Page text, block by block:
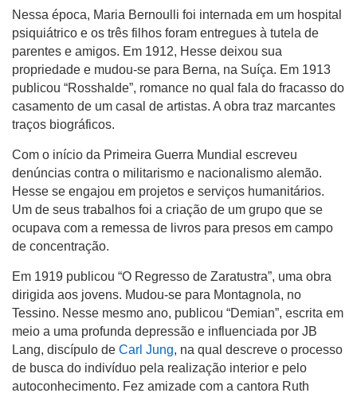
Nessa época, Maria Bernoulli foi internada em um hospital
psiquiátrico e os três filhos foram entregues à tutela de
parentes e amigos. Em 1912, Hesse deixou sua
propriedade e mudou-se para Berna, na Suíça. Em 1913
publicou “Rosshalde”, romance no qual fala do fracasso do
casamento de um casal de artistas. A obra traz marcantes
traços biográficos.
Com o início da Primeira Guerra Mundial escreveu
denúncias contra o militarismo e nacionalismo alemão.
Hesse se engajou em projetos e serviços humanitários.
Um de seus trabalhos foi a criação de um grupo que se
ocupava com a remessa de livros para presos em campo
de concentração.
Em 1919 publicou “O Regresso de Zaratustra”, uma obra
dirigida aos jovens. Mudou-se para Montagnola, no
Tessino. Nesse mesmo ano, publicou “Demian”, escrita em
meio a uma profunda depressão e influenciada por JB
Lang, discípulo de Carl Jung, na qual descreve o processo
de busca do indivíduo pela realização interior e pelo
autoconhecimento. Fez amizade com a cantora Ruth